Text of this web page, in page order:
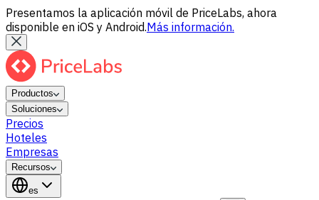
Presentamos la aplicación móvil de PriceLabs, ahora
disponible en iOS y Android.Más información.
Productos
Soluciones
Precios
Hoteles
Empresas
Recursos
es